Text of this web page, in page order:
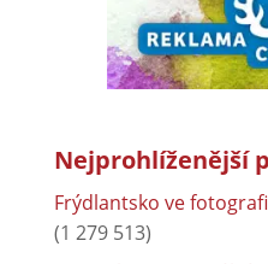
Nejprohlíženější
Frýdlantsko ve
(1 279 513)